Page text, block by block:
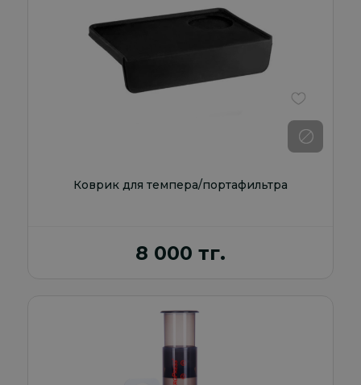
Коврик для темпера/портафильтра
8 000 тг.
В